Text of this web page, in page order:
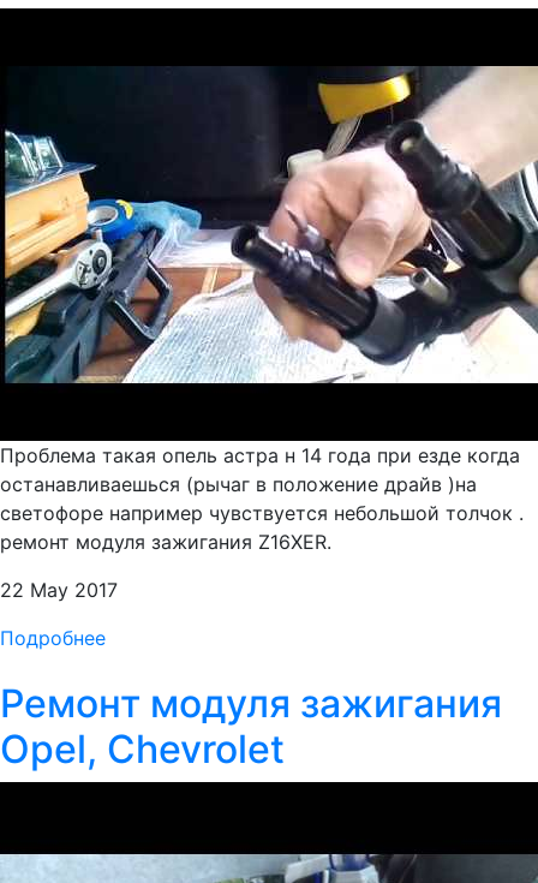
Проблема такая опель астра н 14 года при езде когда
останавливаешься (рычаг в положение драйв )на
светофоре например чувствуется небольшой толчок .
ремонт модуля зажигания Z16XER.
22 May 2017
Подробнее
Ремонт модуля зажигания
Opel, Chevrolet